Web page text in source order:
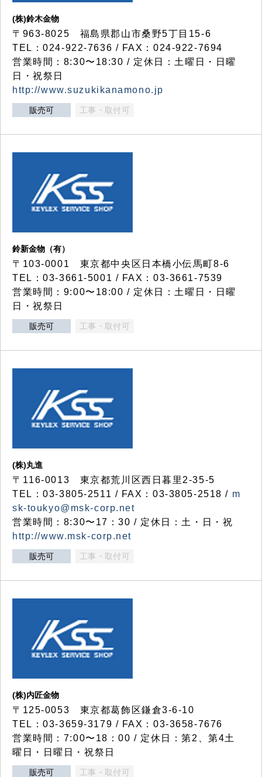
(株)鈴木金物
〒963-8025 福島県郡山市桑野5丁目15-6
TEL：024-922-7636 / FAX：024-922-7694
営業時間：8:30〜18:30 / 定休日：土曜日・日曜
日・祝祭日
http://www.suzukikanamono.jp
販売可 工事・取付可
鈴新金物（有）
〒103-0001 東京都中央区日本橋小伝馬町8-6
TEL：03-3661-5001 / FAX：03-3661-7539
営業時間：9:00〜18:00 / 定休日：土曜日・日曜
日・祝祭日
販売可 工事・取付可
(株)丸進
〒116-0013 東京都荒川区西日暮里2-35-5
TEL：03-3805-2511 / FAX：03-3805-2518 / m
sk-toukyo@msk-corp.net
営業時間：8:30〜17：30 / 定休日：土・日・祝
http://www.msk-corp.net
販売可 工事・取付可
(株)内匠金物
〒125-0053 東京都葛飾区鎌倉3-6-10
TEL：03-3659-3179 / FAX：03-3658-7676
営業時間：7:00〜18：00 / 定休日：第2、第4土
曜日・日曜日・祝祭日
販売可 工事・取付可